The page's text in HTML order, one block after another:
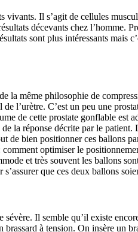
Il s’agit de cellules
décevants chez l’homme.
sont plus intéressants mais
la même philosophie de
l’urètre. C’est un peu une
de cette prostate gonflable est
réponse décrite par le
bien positionner ces ballons
optimiser le
et très souvent les ballons
que ces deux ballons
Il semble qu’il existe
à tension. On insère un